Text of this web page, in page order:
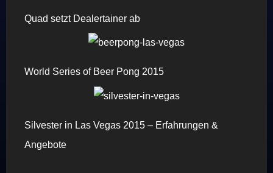
Quad setzt Dealertainer ab
World Series of Beer Pong 2015
Silvester in Las Vegas 2015 – Erfahrungen &
Angebote